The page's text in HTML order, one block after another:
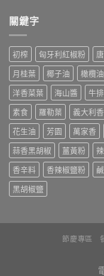
關鍵字
初榨 匈牙利紅椒粉
月桂葉
椰子油 橄欖油
洋香菜葉
海山醬 牛
素食
羅勒葉 義大利
花生油
芳園 萬家香
蒜香黑胡椒
薑黃粉
香辛料
香辣椒鹽粉
黑胡椒鹽
節慶專區